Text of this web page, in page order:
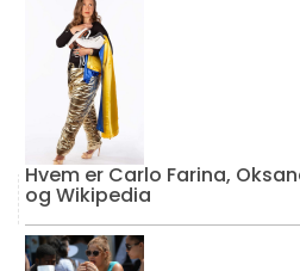
Hvem er Carlo Farina,
og Wikipedia